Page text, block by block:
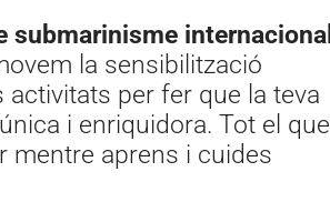
submarinisme internacional
la sensibilització
per fer que la teva
i enriquidora. Tot el que
mentre aprens i cuides